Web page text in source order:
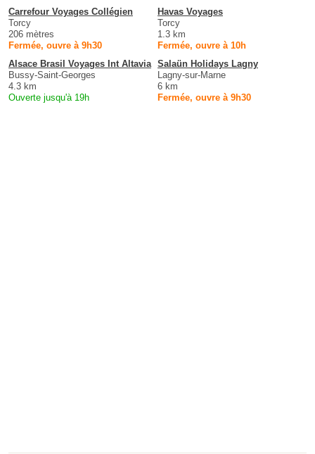
Carrefour Voyages Collégien
Torcy
206 mètres
Fermée, ouvre à 9h30
Havas Voyages
Torcy
1.3 km
Fermée, ouvre à 10h
Alsace Brasil Voyages Int Altavia
Bussy-Saint-Georges
4.3 km
Ouverte jusqu'à 19h
Salaün Holidays Lagny
Lagny-sur-Marne
6 km
Fermée, ouvre à 9h30